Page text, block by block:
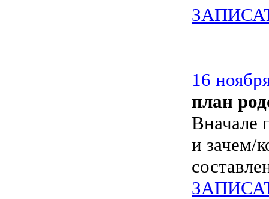
16
план
Вначале
и зачем/